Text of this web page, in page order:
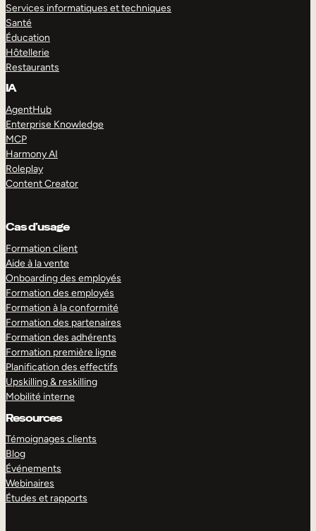
Services informatiques et techniques
Santé
Éducation
Hôtellerie
Restaurants
IA
AgentHub
Enterprise Knowledge
MCP
Harmony AI
Roleplay
Content Creator
Cas d’usage
Formation client
Aide à la vente
Onboarding des employés
Formation des employés
Formation à la conformité
Formation des partenaires
Formation des adhérents
Formation première ligne
Planification des effectifs
Upskilling & reskilling
Mobilité interne
Resources
Témoignages clients
Blog
Événements
Webinaires
Études et rapports